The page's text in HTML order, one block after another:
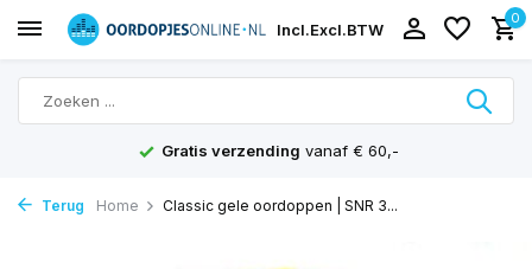
Incl.Excl.BTW
0
Gratis verzending vanaf € 60,-
Terug Home Classic gele oordoppen | SNR 3...